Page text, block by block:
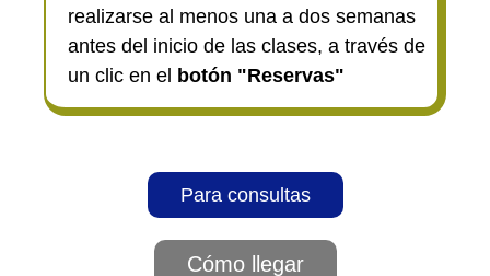
realizarse al menos una a dos semanas
antes del inicio de las clases, a través de
un clic en el botón "Reservas"
Para consultas
Cómo llegar